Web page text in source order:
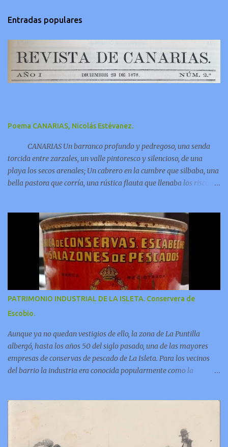
Entradas populares
Poema CANARIAS, Nicolás Estévanez.
CANARIAS Un barranco profundo y pedregoso, una senda
torcida entre zarzales, un valle pintoresco y silencioso, de una
playa los secos arenales; Un cabrero en la cumbre que silbaba, una
bella pastora que corría, una rústica flauta que llenaba los riscos y
PATRIMONIO INDUSTRIAL DE LA ISLETA. Conservera de
Escobio.
Aunque ya no quedan vestigios de ello, la zona de La Puntilla
albergó, hasta los años 50 del siglo pasado, una de las mayores
empresas de conservas de pescado de La Isleta. Para los vecinos
del barrio la industria era conocida popularmente como la